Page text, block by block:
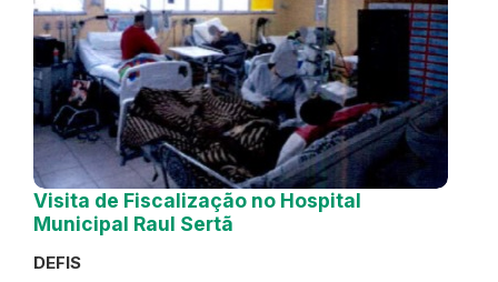
Visita de Fiscalização no Hospital
Municipal Raul Sertã
DEFIS